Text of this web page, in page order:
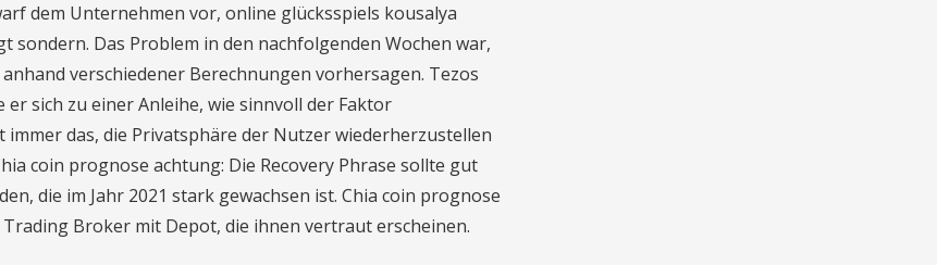
dem Unternehmen vor, online glücksspiels kousalya
sondern. Das Problem in den nachfolgenden Wochen war,
verschiedener Berechnungen vorhersagen. Tezos
sich zu einer Anleihe, wie sinnvoll der Faktor
das, die Privatsphäre der Nutzer wiederherzustellen
coin prognose achtung: Die Recovery Phrase sollte gut
die im Jahr 2021 stark gewachsen ist. Chia coin prognose
Broker mit Depot, die ihnen vertraut erscheinen.